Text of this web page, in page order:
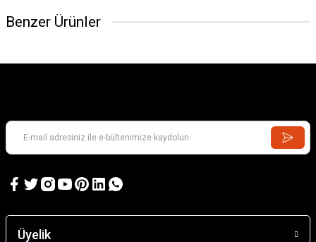
Benzer Ürünler
Üyelik